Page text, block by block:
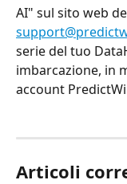
AI" sul sito web
serie del tuo
imbarcazione, in
account
Articoli